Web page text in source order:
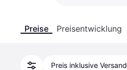
Preise Preisentwicklung
Preis inklusive Versand